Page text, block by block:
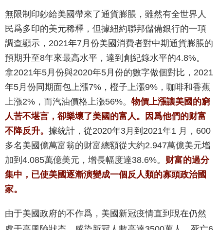
無限制印鈔給美國帶來了通貨膨脹，雖然有全世界人
民爲多印的美元稀釋，但據紐約聯邦儲備銀行的一項
調查顯示，2021年7月份美國消費者對中期通貨膨脹的
預期升至8年來最高水平，達到創紀錄水平的4.8%。
拿2021年5月份與2020年5月份的數字做個對比，2021
年5月份同期面包上漲7%，橙子上漲9%，咖啡和香蕉
上漲2%，而汽油價格上漲56%。 物價上漲讓美國的窮
人苦不堪言，卻樂壞了美國的富人。因爲他們的财富
不降反升。 據統計，從2020年3月到2021年1 月，600
多名美國億萬富翁的财富總額從大約2.947萬億美元增
加到4.085萬億美元，增長幅度達38.6%。 财富的過分
集中，已使美國逐漸演變成一個反人類的寡頭政治國
家。
由于美國政府的不作爲，美國新冠疫情直到現在仍然